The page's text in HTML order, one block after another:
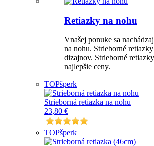
Retiazky na nohu
Vnašej ponuke sa
na nohu. Strieborné
dizajnov. Strieborné
najlepšie ceny.
TOPšperk
Strieborná retiazka na nohu
23,80 €
TOPšperk